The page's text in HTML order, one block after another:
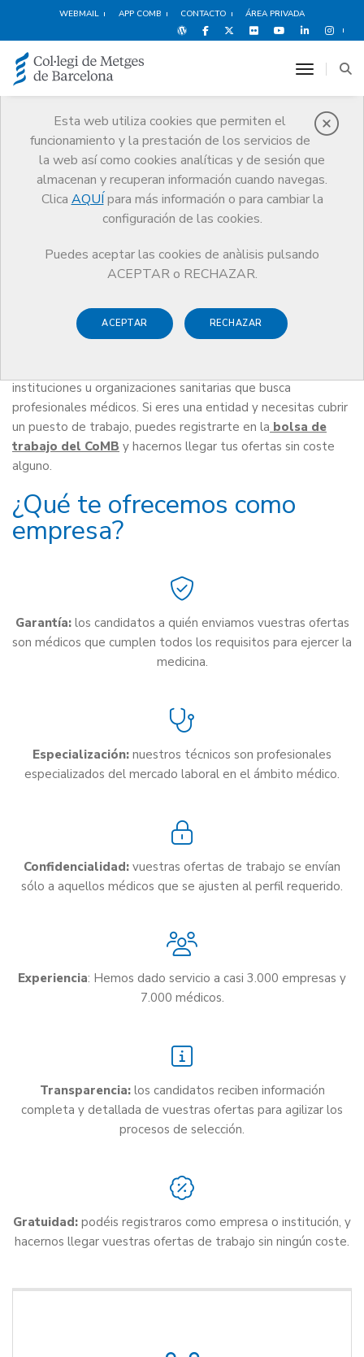
WEBMAIL APP COMB CONTACTO ÁREA PRIVADA
Esta web utiliza cookies que permiten el
funcionamiento y la prestación de los servicios de
la web así como cookies analíticas y de sesión que
almacenan y recuperan información cuando navegas.
Clica AQUÍ para más información o para cambiar la
configuración de las cookies.
Puedes aceptar las cookies de anàlisis pulsando
ACEPTAR o RECHAZAR.
ACEPTAR RECHAZAR
toggle
Bolsa de empleo
Servicios Bolsa de trabajo para Empresas
Bolsa de trabajo para
Empresas
instituciones u organizaciones sanitarias que busca
profesionales médicos. Si eres una entidad y necesitas cubrir
un puesto de trabajo, puedes registrarte en la bolsa de
trabajo del CoMB y hacernos llegar tus ofertas sin coste
alguno.
¿Qué te ofrecemos como
empresa?
Garantía:los candidatos a quién enviamos vuestras ofertas
son médicos que cumplen todos los requisitos para ejercer la
medicina.
Especialización: nuestros técnicos son profesionales
especializados del mercado laboral en el ámbito médico.
Confidencialidad: vuestras ofertas de trabajo se envían
sólo a aquellos médicos que se ajusten al perfil requerido.
Experiencia: Hemos dado servicio a casi 3.000 empresas y
7.000 médicos.
Transparencia:los candidatos reciben información
completa y detallada de vuestras ofertas para agilizar los
procesos de selección.
Gratuidad: podéis registraros como empresa o institución, y
hacernos llegar vuestras ofertas de trabajo sin ningún coste.